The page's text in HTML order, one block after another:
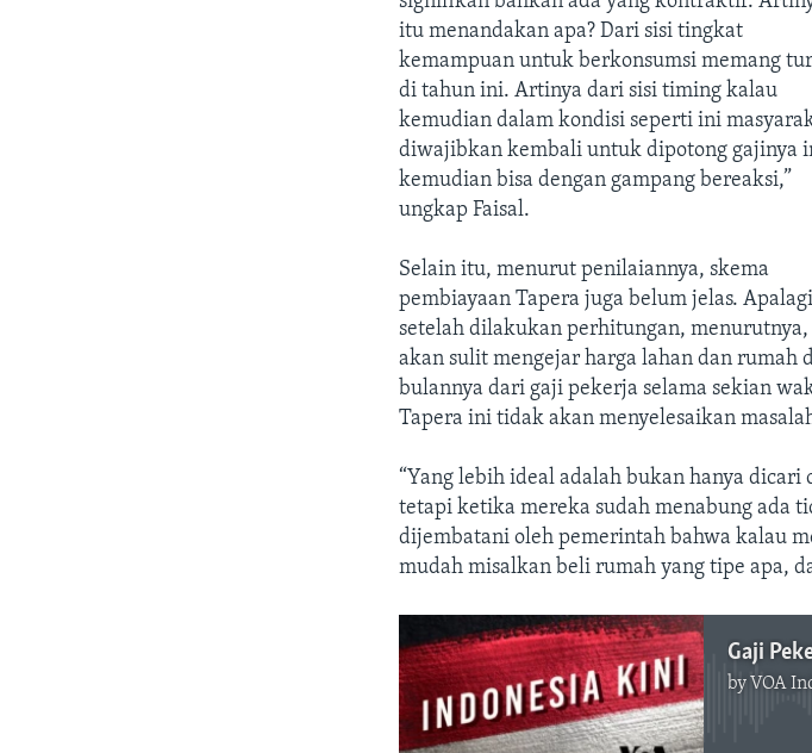
itu menandakan apa? Dari sisi tingkat
kemampuan untuk berkonsumsi memang
di tahun ini. Artinya dari sisi timing kalau
kemudian dalam kondisi seperti ini
diwajibkan kembali untuk dipotong gajinya
kemudian bisa dengan gampang bereaksi,”
ungkap Faisal.
Selain itu, menurut penilaiannya, skema
pembiayaan Tapera juga belum jelas. Apalagi
setelah dilakukan perhitungan, menurutnya,
akan sulit mengejar harga lahan dan rumah
bulannya dari gaji pekerja selama sekian
Tapera ini tidak akan menyelesaikan
“Yang lebih ideal adalah bukan hanya dicari
tetapi ketika mereka sudah menabung ada
dijembatani oleh pemerintah bahwa kalau
mudah misalkan beli rumah yang tipe apa,
byVOA Indonesia |
No media source